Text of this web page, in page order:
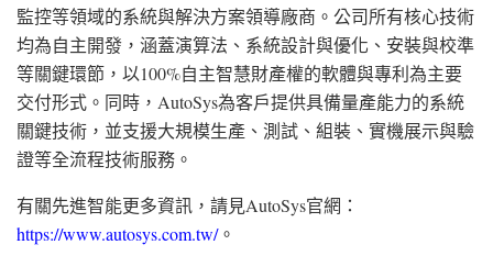
監控等領域的系統與解決方案領導廠商。公司所有核心技術
均為自主開發，涵蓋演算法、系統設計與優化、安裝與校準
等關鍵環節，以100%自主智慧財產權的軟體與專利為主要
交付形式。同時，AutoSys為客戶提供具備量產能力的系統
關鍵技術，並支援大規模生產、測試、組裝、實機展示與驗
證等全流程技術服務。
有關先進智能更多資訊，請見AutoSys官網：
https://www.autosys.com.tw/。